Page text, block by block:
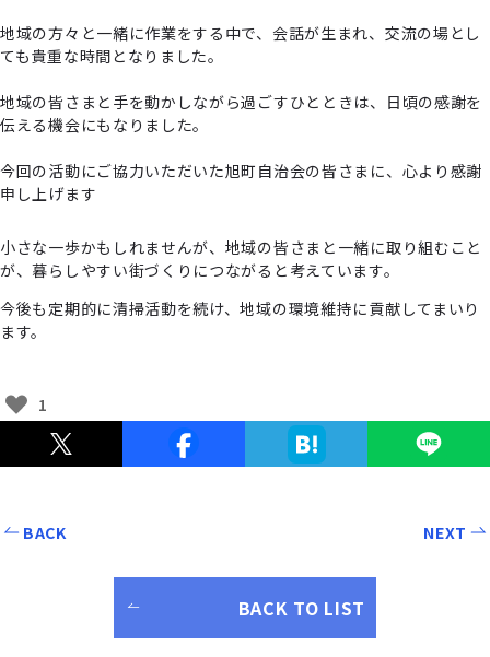
地域の方々と一緒に作業をする中で、会話が生まれ、交流の場とし
ても貴重な時間となりました。
地域の皆さまと手を動かしながら過ごすひとときは、日頃の感謝を
伝える機会にもなりました。
今回の活動にご協力いただいた旭町自治会の皆さまに、心より感謝
申し上げます
小さな一歩かもしれませんが、地域の皆さまと一緒に取り組むこと
が、暮らしやすい街づくりにつながると考えています。
今後も定期的に清掃活動を続け、地域の環境維持に貢献してまいり
ます。
1
BACK
BACK TO LIST
NEXT